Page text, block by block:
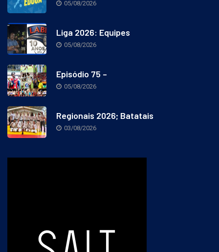
05/08/2026
Liga 2026: Equipes
05/08/2026
Episódio 75 –
05/08/2026
Regionais 2026; Batatais
03/08/2026